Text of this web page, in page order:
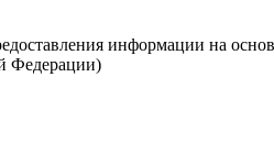
информации на
Федерации)